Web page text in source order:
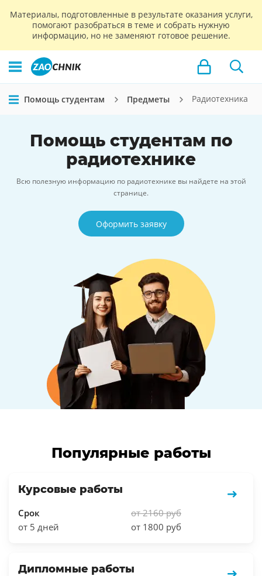
Материалы, подготовленные в результате оказания услуги,
помогают разобраться в теме и собрать нужную
информацию, но не заменяют готовое решение.
Помощь студентам Предметы Радиотехника
Помощь студентам по
радиотехнике
Всю полезную информацию по радиотехнике вы найдете на этой
странице.
Оформить заявку
Популярные работы
Курсовые работы
Срок
от 5 дней
от 2160 руб
от 1800 руб
Дипломные работы